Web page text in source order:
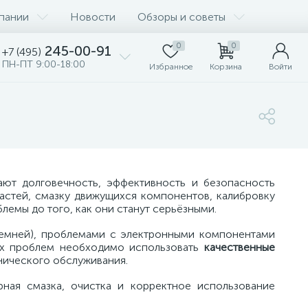
Новости Обзоры и советы
+7 (495) 245-00-91
ПН-ПТ 9:00-18:00
0
Избранное
0
Корзина Войти
долговечность, эффективность и безопасность
смазку движущихся компонентов, калибровку
до того, как они станут серьёзными.
проблемами с электронными компонентами
проблем необходимо использовать качественные
обслуживания.
смазка, очистка и корректное использование